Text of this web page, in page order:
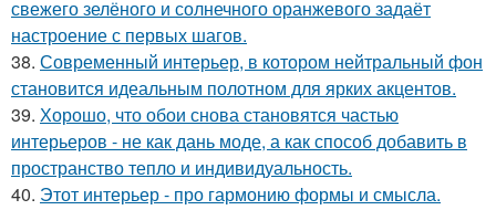
свежего зелёного и солнечного оранжевого задаёт
настроение с первых шагов.
38. Современный интерьер, в котором нейтральный фон
становится идеальным полотном для ярких акцентов.
39. Хорошо, что обои снова становятся частью
интерьеров - не как дань моде, а как способ добавить в
пространство тепло и индивидуальность.
40. Этот интерьер - про гармонию формы и смысла.